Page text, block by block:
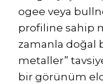
ogee veya
profiline sahip
zamanla doğal
metaller”
bir görünüm